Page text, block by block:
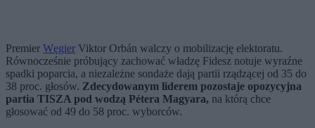
Premier Węgier Viktor Orbán walczy o mobilizację elektoratu.
Równocześnie próbujący zachować władzę Fidesz notuje wyraźne
spadki poparcia, a niezależne sondaże dają partii rządzącej od 35 do
38 proc. głosów. Zdecydowanym liderem pozostaje opozycyjna
partia TISZA pod wodzą Pétera Magyara, na którą chce
głosować od 49 do 58 proc. wyborców.